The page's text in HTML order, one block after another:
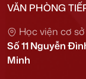
VĂN PHÒNG
Học viện cơ
Số 11 Nguyễn
Minh